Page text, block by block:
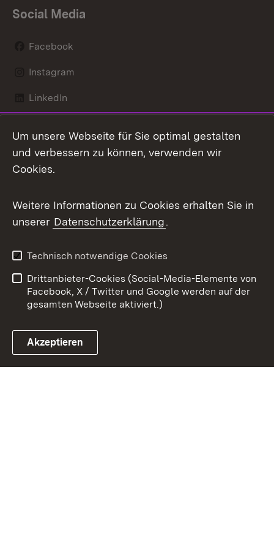
Social Media
Facebook
Instagram
LinkedIn
X / Twitter
Youtube
Link zum Landesportal
Kontakt
Datenschutz
Barrierefreiheit
Impressum
Cookies
Um unsere Webseite für Sie optimal gestalten
und verbessern zu können, verwenden wir
Cookies.
Weitere Informationen zu Cookies erhalten Sie in
unserer Datenschutzerklärung.
Technisch notwendige Cookies
Drittanbieter-Cookies (Social-Media-Elemente von
Facebook, X / Twitter und Google werden auf der
gesamten Webseite aktiviert.)
Akzeptieren